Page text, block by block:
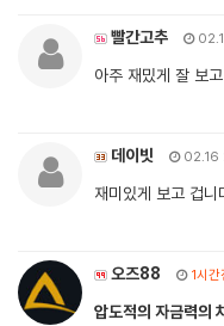
빨간고추
아주 재밌게 잘 보
데이빗 02.16
재미있게 보고 겁니
오즈88 1시간
압도적의 자금력의